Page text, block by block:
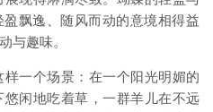
飘逸、随风而动的意境相得益
与趣味。
一个场景：在一个阳光明媚的
闲地吃着草，一群羊儿在不远